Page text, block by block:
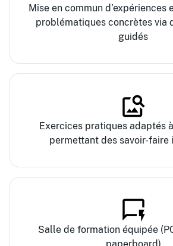
Mise en commun d’expériences
problématiques concrètes via
guidés
Exercices pratiques adaptés
permettant des savoir-faire
Salle de formation équipée